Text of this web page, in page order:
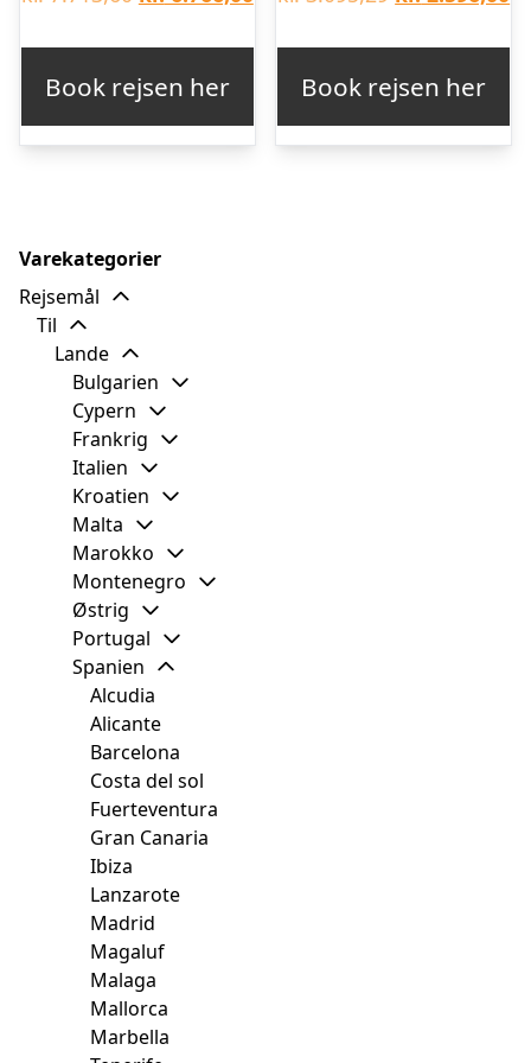
var:
kr. 7.713,60.kr. 6.766,00.
Book rejsen her
var:
kr. 3.095,29.
Book rejsen her
Varekategorier
Rejsemål
Til
Lande
Bulgarien
Cypern
Frankrig
Italien
Kroatien
Malta
Marokko
Montenegro
Østrig
Portugal
Spanien
Alcudia
Alicante
Barcelona
Costa del sol
Fuerteventura
Gran Canaria
Ibiza
Lanzarote
Madrid
Magaluf
Malaga
Mallorca
Marbella